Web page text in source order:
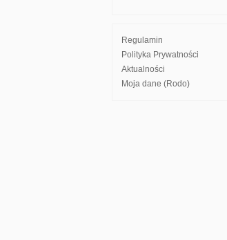
Regulamin
Polityka Prywatności
Aktualności
Moja dane (Rodo)